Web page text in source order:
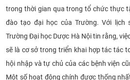
trong thời gian qua trong tổ chức thực
đào tạo đại học của Trường. Với lịch
Trường Đại học Dược Hà Nội tin rằng,
sẽ là cơ sở trong triển khai hợp tác tác
hội nhập và tự chủ của các bệnh viện
Một số hoạt động chính được thống